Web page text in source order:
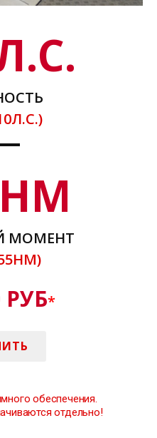
НМ
МОМЕНТ
РУБ*
обеспечения.
отдельно!